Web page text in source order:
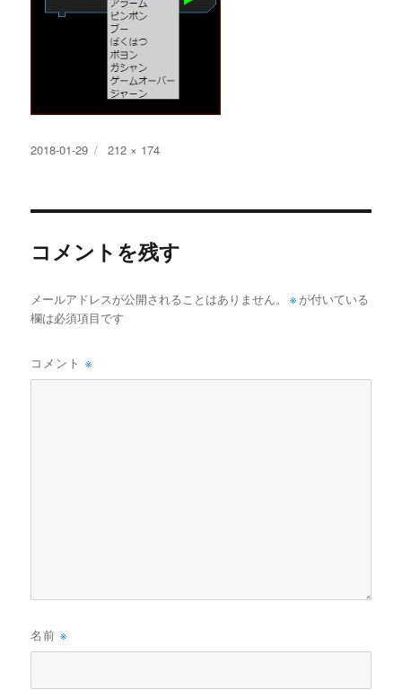
投
2018-01-29
フ
212 × 174
コメントを残す
メールアドレスが公開されることはありません。 ※ が付いている
欄は必須項目です
コメント※
名前※